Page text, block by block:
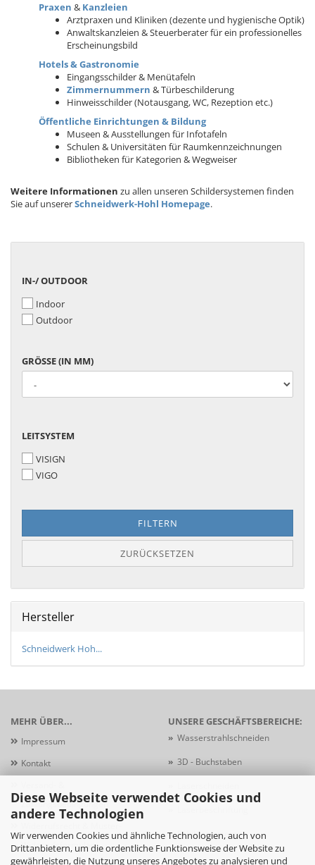
Diese Webseite verwendet Cookies und
andere Technologien
Wir verwenden Cookies und ähnliche Technologien, auch von
Drittanbietern, um die ordentliche Funktionsweise der Website zu
gewährleisten, die Nutzung unseres Angebotes zu analysieren und
Praxen & Kanzleien
Arztpraxen und Kliniken (dezente und hygienische Optik)
Anwaltskanzleien & Steuerberater für ein professionelles
Erscheinungsbild
Hotels & Gastronomie
Eingangsschilder & Menütafeln
Zimmernummern & Türbeschilderung
Hinweisschilder (Notausgang, WC, Rezeption etc.)
Öffentliche Einrichtungen & Bildung
Museen & Ausstellungen für Infotafeln
Schulen & Universitäten für Raumkennzeichnungen
Bibliotheken für Kategorien & Wegweiser
Weitere Informationen zu allen unseren Schildersystemen finden
Sie auf unsererSchneidwerk-Hohl Homepage.
IN-/
IN-/ OUTDOOR
Indoor
Outdoor
GRÖSSE (
IN M
M)
GRÖSSE (IN MM)
LEITSYSTEM
LEITSYSTEM
VISIGN
VIGO
FILTERN
ZURÜCKSETZEN
Hersteller
Schneidwerk Hoh...
MEHR ÜBER...
Impressum
Kontakt
Zahlungsbedingungen
Widerrufsformular
UNSERE GESCHÄFTSBEREICHE:
» Wasserstrahlschneiden
» 3D - Buchstaben
»Schildersysteme